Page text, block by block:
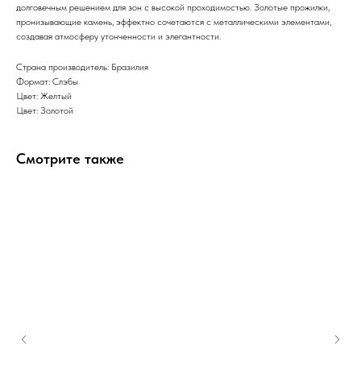
долговечным решением для зон с высокой проходимостью. Золотые прожилки,
пронизывающие камень, эффектно сочетаются с металлическими элементами,
создавая атмосферу утонченности и элегантности.
Страна производитель: Бразилия
Формат: Слэбы
Цвет: Желтый
Цвет: Золотой
Смотрите также